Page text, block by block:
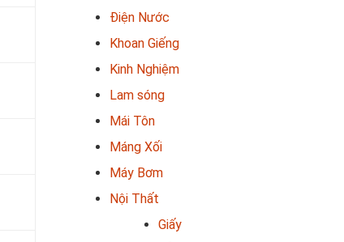
Điện Nước
Khoan Giếng
Kinh Nghiệm
Lam sóng
Mái Tôn
Máng Xối
Máy Bơm
Nội Thất
Giấy